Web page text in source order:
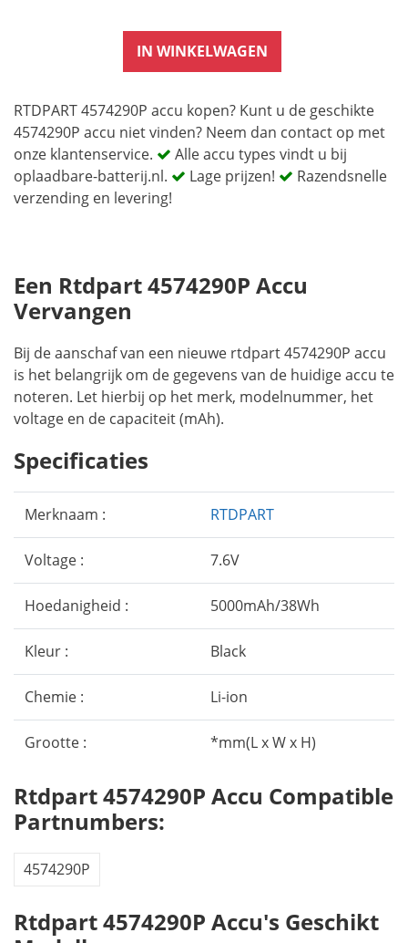
IN WINKELWAGEN
RTDPART 4574290P accu kopen? Kunt u de geschikte
4574290P accu niet vinden? Neem dan contact op met
onze klantenservice.
Alle accu types vindt u bij
oplaadbare-batterij.nl.
Lage prijzen!
Razendsnelle
verzending en levering!
Een Rtdpart 4574290P Accu
Vervangen
Bij de aanschaf van een nieuwe rtdpart 4574290P accu
is het belangrijk om de gegevens van de huidige accu te
noteren. Let hierbij op het merk, modelnummer, het
voltage en de capaciteit (mAh).
Specificaties
Merknaam : RTDPART
Voltage : 7.6V
Hoedanigheid : 5000mAh/38Wh
Kleur : Black
Chemie : Li-ion
Grootte : *mm(L x W x H)
Rtdpart 4574290P Accu Compatible
Partnumbers:
4574290P
Rtdpart 4574290P Accu's Geschikt